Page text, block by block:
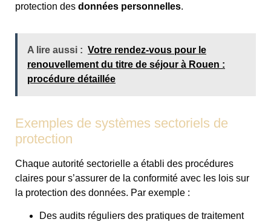
protection des données personnelles.
A lire aussi : Votre rendez-vous pour le
renouvellement du titre de séjour à Rouen :
procédure détaillée
Exemples de systèmes sectoriels de
protection
Chaque autorité sectorielle a établi des procédures
claires pour s’assurer de la conformité avec les lois sur
la protection des données. Par exemple :
Des audits réguliers des pratiques de traitement